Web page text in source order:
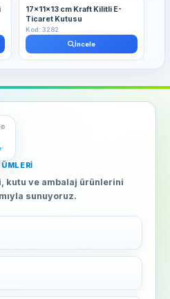
17x11x13 cm Kraft Kilitli E-
Ticaret Kutusu
Kod: 3282
İncele
kutu ve ambalaj ürünlerini
sunuyoruz.